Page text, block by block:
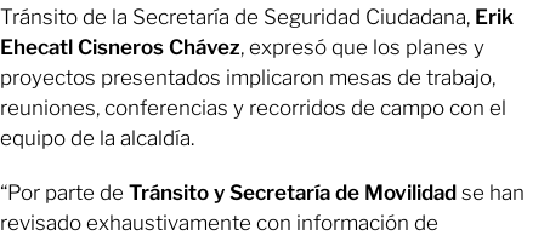
Tránsito de la Secretaría de Seguridad Ciudadana, Erik
Ehecatl Cisneros Chávez, expresó que los planes y
proyectos presentados implicaron mesas de trabajo,
reuniones, conferencias y recorridos de campo con el
equipo de la alcaldía.
“Por parte de Tránsito y Secretaría de Movilidad se han
revisado exhaustivamente con información de